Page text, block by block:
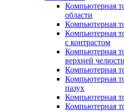
Компьютерная
области
Компьютерная
Компьютерная
с контрастом
Компьютерная
верхней челюсти
Компьютерная
Компьютерная
пазух
Компьютерная
Компьютерная